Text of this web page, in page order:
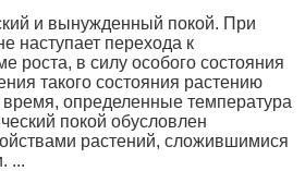
и вынужденный покой. При
наступает перехода к
роста, в силу особого состояния
такого состояния растению
определенные температура
покой обусловлен
растений, сложившимися
...